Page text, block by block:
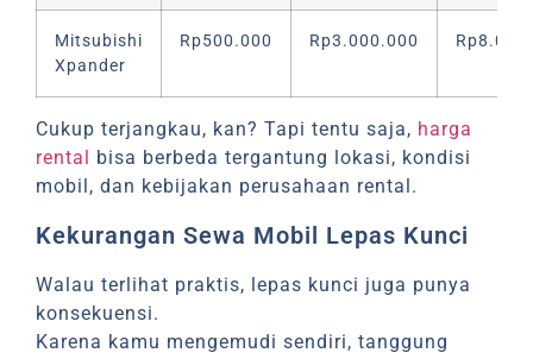
Mitsubishi
Xpander
Rp500.000 Rp3.000.000
Cukup terjangkau, kan? Tapi tentu saja, harga
rental
bisa berbeda tergantung lokasi, kondisi
mobil, dan kebijakan perusahaan rental.
Kekurangan Sewa Mobil Lepas Kunci
Walau terlihat praktis, lepas kunci juga punya
konsekuensi.
Karena kamu mengemudi sendiri, tanggung